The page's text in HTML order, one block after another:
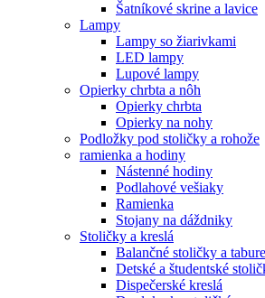
Šatníkové skrine a lavice
Lampy
Lampy so žiarivkami
LED lampy
Lupové lampy
Opierky chrbta a nôh
Opierky chrbta
Opierky na nohy
Podložky pod stoličky a rohože
ramienka a hodiny
Nástenné hodiny
Podlahové vešiaky
Ramienka
Stojany na dáždniky
Stoličky a kreslá
Balančné stoličky a
Detské a študentské
Dispečerské kreslá